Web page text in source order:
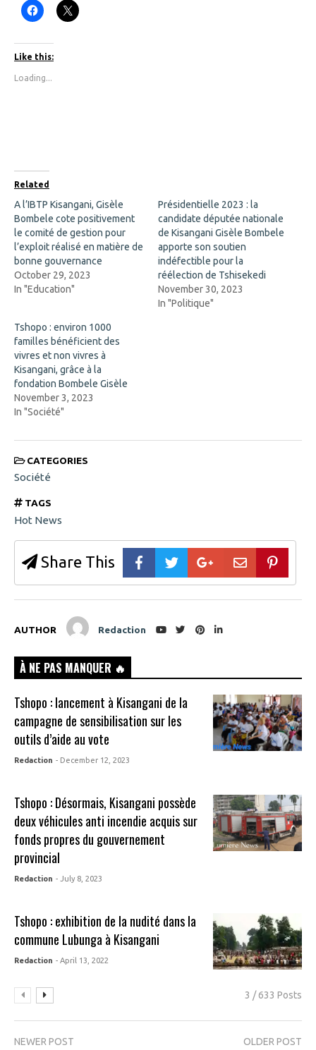
C
l
k
t
o
h
b
o
o
k
(
O
p
e
n
s
i
n
e
n
d
o
w
)
C
l
i
n
n
e
w
w
i
n
d
Like this:
Loading...
Related
A l’IBTP Kisangani, Gisèle
Bombele cote positivement
le comité de gestion pour
l’exploit réalisé en matière de
bonne gouvernance
October 29, 2023
In "Education"
Présidentielle 2023 : la
candidate députée nationale
de Kisangani Gisèle Bombele
apporte son soutien
indéfectible pour la
réélection de Tshisekedi
November 30, 2023
In "Politique"
Tshopo : environ 1000
familles bénéficient des
vivres et non vivres à
Kisangani, grâce à la
fondation Bombele Gisèle
November 3, 2023
In "Société"
CATEGORIES
Société
TAGS
Hot News
Share This
AUTHOR Redaction
À NE PAS MANQUER 🔥
Tshopo : lancement à Kisangani de la
campagne de sensibilisation sur les
outils d’aide au vote
Redaction - December 12, 2023
Tshopo : Désormais, Kisangani possède
deux véhicules anti incendie acquis sur
fonds propres du gouvernement
provincial
Redaction - July 8, 2023
Tshopo : exhibition de la nudité dans la
commune Lubunga à Kisangani
Redaction - April 13, 2022
3 / 633 Posts
NEWER POST OLDER POST